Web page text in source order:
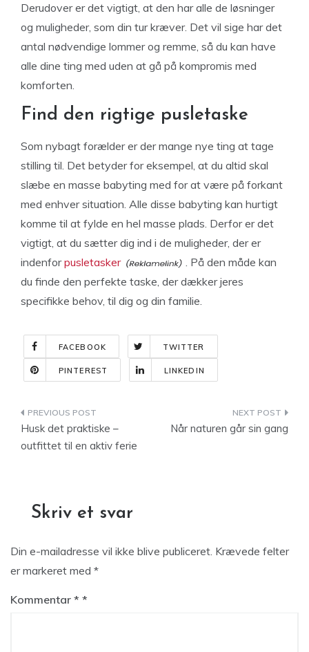
Derudover er det vigtigt, at den har alle de løsninger
og muligheder, som din tur kræver. Det vil sige har det
antal nødvendige lommer og remme, så du kan have
alle dine ting med uden at gå på kompromis med
komforten.
Find den rigtige pusletaske
Som nybagt forælder er der mange nye ting at tage
stilling til. Det betyder for eksempel, at du altid skal
slæbe en masse babyting med for at være på forkant
med enhver situation. Alle disse babyting kan hurtigt
komme til at fylde en hel masse plads. Derfor er det
vigtigt, at du sætter dig ind i de muligheder, der er
indenforpusletasker
. På den måde kan
du finde den perfekte taske, der dækker jeres
specifikke behov, til dig og din familie.
FACEBOOK TWITTER
PINTEREST LINKEDIN
Indlægsnavigation
Husk det praktiske –
outfittet til en aktiv ferie
Når naturen går sin gang
Skriv et svar
Din e-mailadresse vil ikke blive publiceret. Krævede felter
er markeret med *
Kommentar *